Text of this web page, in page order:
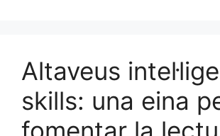
Altaveus
skills: una eina
fomentar la